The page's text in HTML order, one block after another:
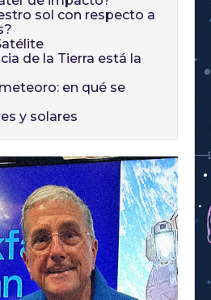
sol con respecto a
de la Tierra está la
en qué se
y solares